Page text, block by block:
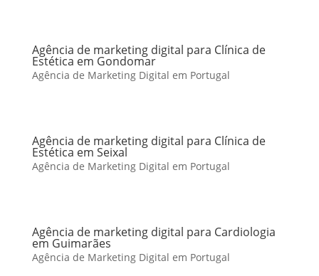
Agência de marketing digital para Clínica de
Estética em Gondomar
Agência de Marketing Digital em Portugal
Agência de marketing digital para Clínica de
Estética em Seixal
Agência de Marketing Digital em Portugal
Agência de marketing digital para Cardiologia
em Guimarães
Agência de Marketing Digital em Portugal